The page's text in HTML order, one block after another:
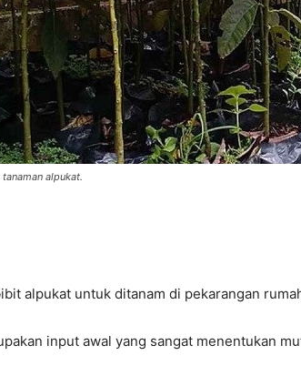
alpukat.
alpukat untuk ditanam di pekarangan
input awal yang sangat menentukan